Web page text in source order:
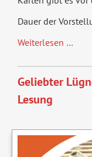
Dauer der
Weiterlesen …Clown
Geliebter
Lesung